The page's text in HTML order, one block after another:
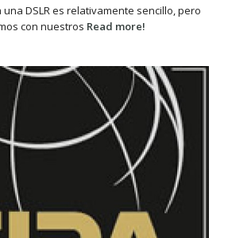
DSLR es relativamente sencillo, pero
con nuestros Read more!